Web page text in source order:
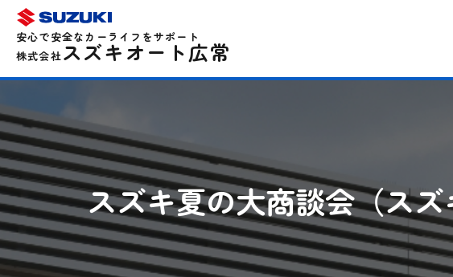
安心で安全なカーライフをサポート
株式会社スズキオート広常
スズキ夏の大商談会（スズ